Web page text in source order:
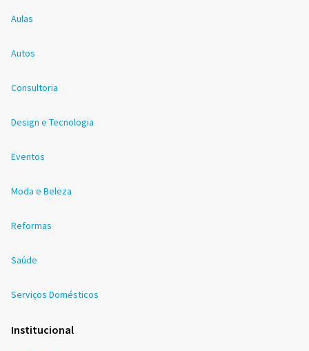
Aulas
Autos
Consultoria
Design e Tecnologia
Eventos
Moda e Beleza
Reformas
Saúde
Serviços Domésticos
Institucional